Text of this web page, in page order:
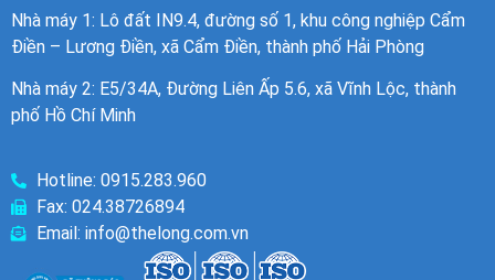
Nhà máy 1: Lô đất IN9.4, đường số 1, khu công nghiệp Cẩm
Điền – Lương Điền, xã Cẩm Điền, thành phố Hải Phòng
Nhà máy 2: E5/34A, Đường Liên Ấp 5.6, xã Vĩnh Lộc, thành
phố Hồ Chí Minh
Hotline: 0915.283.960
Fax: 024.38726894
Email: info@thelong.com.vn